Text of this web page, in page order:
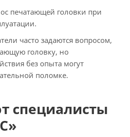
печатающей головки при
часто задаются вопросом,
головку, но
без опыта могут
поломке.
специалисты